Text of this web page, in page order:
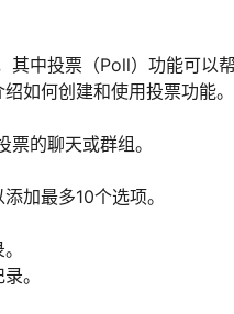
中投票（Poll）功能可以
如何创建和使用投票功能。
的聊天或群组。
加最多10个选项。
。